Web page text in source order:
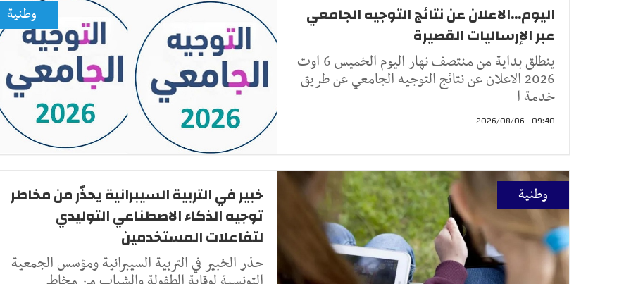
وطنية
اليوم...الاعلان عن نتائج التوجيه الجامعي
عبر الإرساليات القصيرة
ينطلق بداية من منتصف نهار اليوم الخميس 6 اوت
2026 الاعلان عن نتائج التوجيه الجامعي عن طريق
خدمة ا
09:40 - 2026/08/06
وطنية
خبير في التربية السيبرانية يحذّر من مخاطر
توجيه الذكاء الاصطناعي التوليدي
لتفاعلات المستخدمين
حذر الخبير في التربية السيبرانية ومؤسس الجمعية